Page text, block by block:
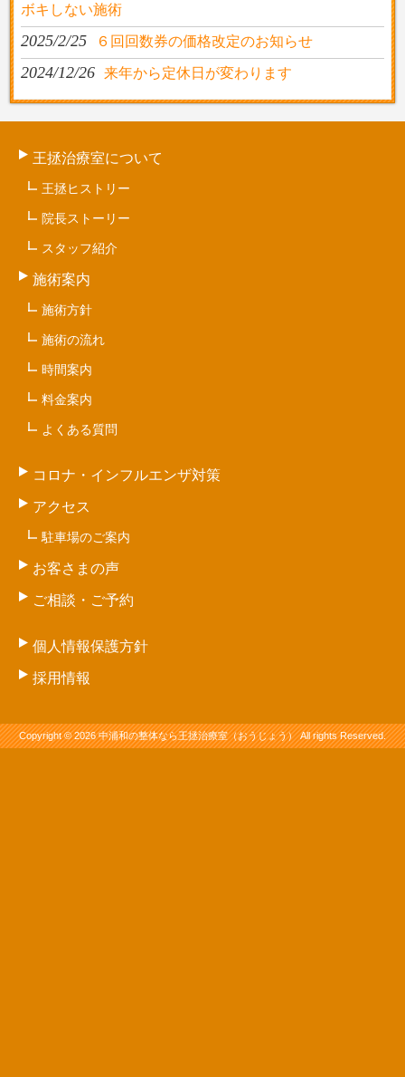
ボキしない施術
2025/2/25 ６回回数券の価格改定のお知らせ
2024/12/26 来年から定休日が変わります
王拯治療室について
王拯ヒストリー
院長ストーリー
スタッフ紹介
施術案内
施術方針
施術の流れ
時間案内
料金案内
よくある質問
コロナ・インフルエンザ対策
アクセス
駐車場のご案内
お客さまの声
ご相談・ご予約
個人情報保護方針
採用情報
Copyright © 2026 中浦和の整体なら王拯治療室（おうじょう） All rights Reserved.